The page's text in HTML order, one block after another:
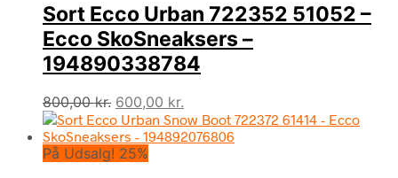
Sort Ecco Urban 722352 51052 –
Ecco SkoSneaksers –
194890338784
800,00kr. Den
oprindelige
pris
var:
600,00 kr.
aktuelle
pris
På Udsalg! 25%